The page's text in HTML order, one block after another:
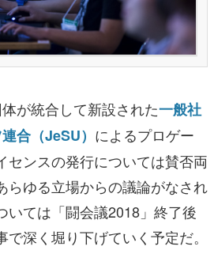
が統合して新設された一般社
合（JeSU） によるプロゲー
センスの発行については賛否両
らゆる立場からの議論がなされ
いては「闘会議2018」終了後
深く堀り下げていく予定だ。